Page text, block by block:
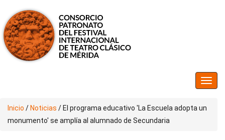
Inicio / Noticias / El programa educativo 'La Escuela adopta un
monumento' se amplía al alumnado de Secundaria